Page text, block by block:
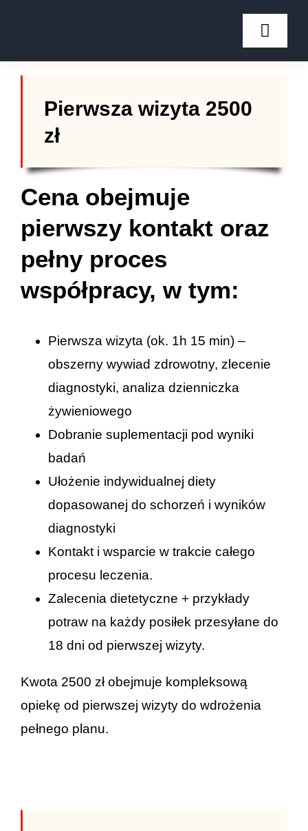
Home
O mnie
Cennik usług
Kontakt
Sklep
Pierwsza wizyta 2500
zł
Cena obejmuje
pierwszy kontakt oraz
pełny proces
współpracy, w tym:
Pierwsza wizyta (ok. 1h 15 min) –
obszerny wywiad zdrowotny, zlecenie
diagnostyki, analiza dzienniczka
żywieniowego
Dobranie suplementacji pod wyniki
badań
Ułożenie indywidualnej diety
dopasowanej do schorzeń i wyników
diagnostyki
Kontakt i wsparcie w trakcie całego
procesu leczenia.
Zalecenia dietetyczne + przykłady
potraw na każdy posiłek przesyłane do
18 dni od pierwszej wizyty.
Kwota 2500 zł obejmuje kompleksową
opiekę od pierwszej wizyty do wdrożenia
pełnego planu.